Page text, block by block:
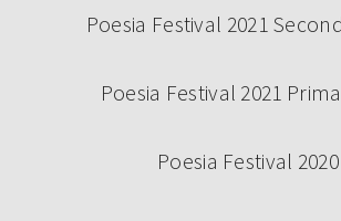
Poesia Festival 2021
Poesia Festival 2021
Poesia Festival 2020